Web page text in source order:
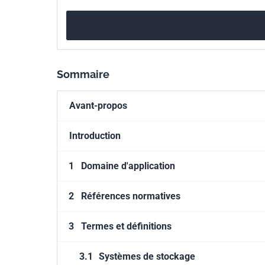
Sommaire
Avant-propos
Introduction
1 Domaine d'application
2 Références normatives
3 Termes et définitions
3.1 Systèmes de stockage